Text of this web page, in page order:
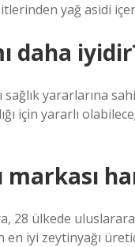
yağ asidi
daha
yararlarına
için yararlı
ülkede
iyi zeytinyağı